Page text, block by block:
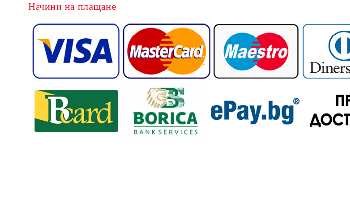
Начини на плащане